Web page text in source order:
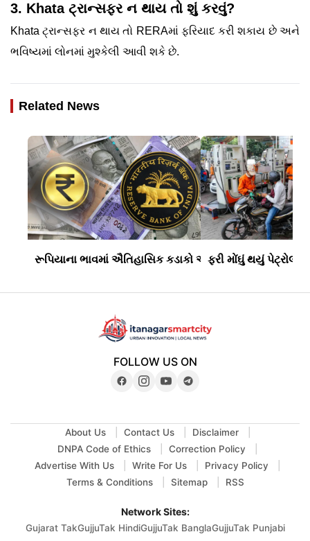
3. Khata ટ્રાન્સફર ન થાય તો શું કરવું?
Khata ટ્રાન્સફર ન થાય તો RERAમાં ફરિયાદ કરી શકાય છે અને
ભવિષ્યમાં લોનમાં મુશ્કેલી આવી શકે છે.
Related News
રૂપિયાના ભાવમાં ઐતિહાસિક કડાકો અને જાપાન જેવી
ફરી મોંઘું થયું પેટ્રોલ-
FOLLOW US ON
About Us Contact Us
Disclaimer
DNPA Code of Ethics
Correction Policy
Advertise With Us
Write For Us
Privacy Policy
Terms & Conditions
Sitemap RSS
Network Sites:
Gujarat TakGujjuTak HindiGujjuTak BanglaGujjuTak Punjabi